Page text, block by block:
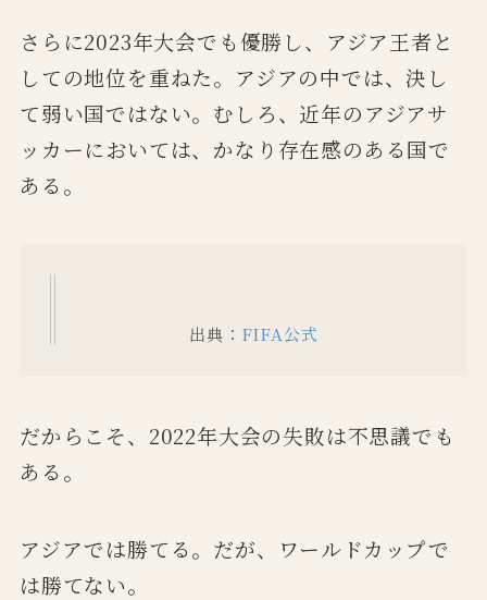
さらに2023年大会でも優勝し、アジア王者と
しての地位を重ねた。アジアの中では、決し
て弱い国ではない。むしろ、近年のアジアサ
ッカーにおいては、かなり存在感のある国で
ある。
出典： FIFA公式
だからこそ、2022年大会の失敗は不思議でも
ある。
アジアでは勝てる。だが、ワールドカップで
は勝てない。